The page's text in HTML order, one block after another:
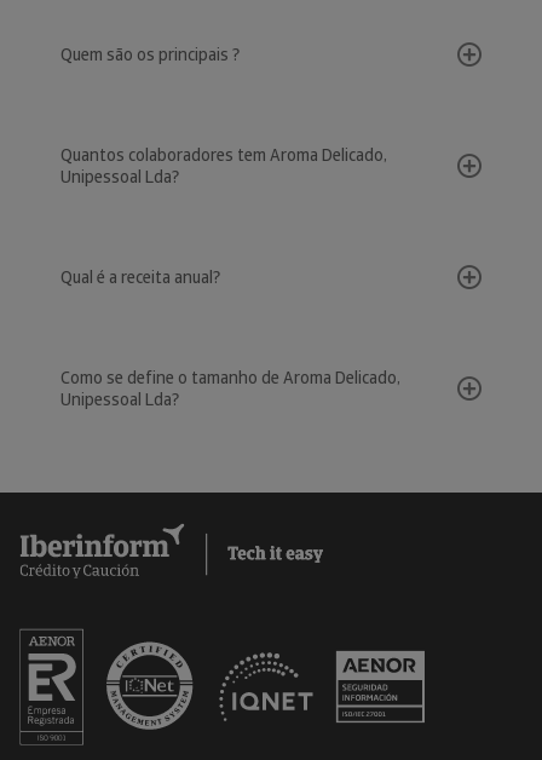
Quem são os principais ?
Quantos colaboradores tem Aroma Delicado,
Unipessoal Lda?
Qual é a receita anual?
Como se define o tamanho de Aroma Delicado,
Unipessoal Lda?